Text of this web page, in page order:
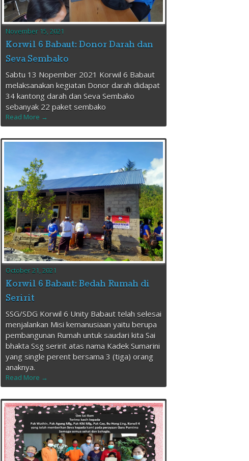
November 15, 2021
Korwil 6 Babaut: Donor Darah dan
Seva Sembako
Sabtu 13 Nopember 2021 Korwil 6 Babaut
melaksanakan kegiatan Donor darah didapat
34 kantong darah dan Seva Sembako
sebanyak 22 paket sembako
Read More →
October 21, 2021
Korwil 6 Babaut: Bedah Rumah di
Seririt
SSG/SDG Korwil 6 Unity Babaut telah selesai
menjalankan Misi kemanusiaan yaitu berupa
pembangunan Rumah untuk saudari kita Sai
bhakta Ssg seririt atas nama Kadek Sumarini
yang single perent bersama 3 (tiga) orang
anaknya.
Read More →